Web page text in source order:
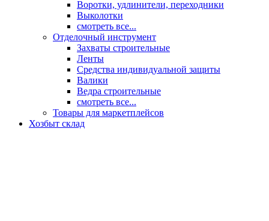
Воротки, удлинители, переходники
Выколотки
смотреть все...
Отделочный инструмент
Захваты строительные
Ленты
Средства индивидуальной защиты
Валики
Ведра строительные
смотреть все...
Товары для маркетплейсов
Хозбыт склад